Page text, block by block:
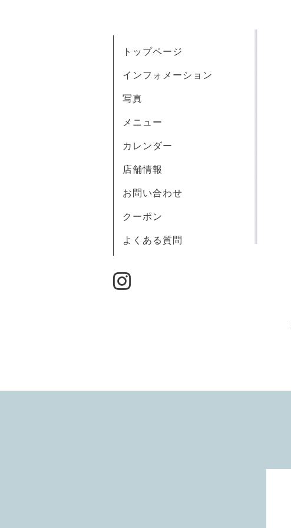
トップページ
インフォメーション
写真
メニュー
カレンダー
店舗情報
お問い合わせ
クーポン
よくある質問